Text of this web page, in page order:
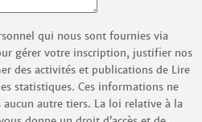
qui nous sont fournies via
gérer votre inscription, justifier nos
des activités et publications de Lire
statistiques. Ces informations ne
autre tiers. La loi relative à la